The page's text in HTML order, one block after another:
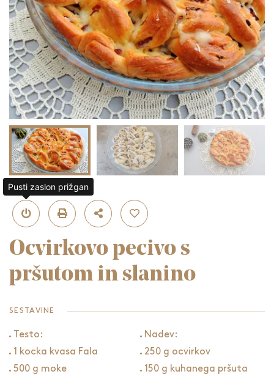
Ocvirkovo pecivo s
pršutom in slanino
SESTAVINE
Testo:
1 kocka kvasa Fala
500 g moke
Nadev:
250 g ocvirkov
150 g kuhanega pršuta
Pusti zaslon prižgan